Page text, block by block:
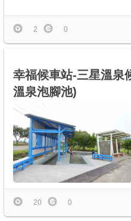
2 0
幸福候車站-三星溫泉
溫泉泡腳池)
20 0